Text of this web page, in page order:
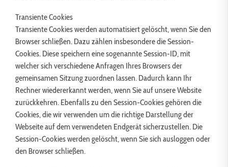
Transiente Cookies
Transiente Cookies werden automatisiert gelöscht, wenn Sie den
Browser schließen. Dazu zählen insbesondere die Session-
Cookies. Diese speichern eine sogenannte Session-ID, mit
welcher sich verschiedene Anfragen Ihres Browsers der
gemeinsamen Sitzung zuordnen lassen. Dadurch kann Ihr
Rechner wiedererkannt werden, wenn Sie auf unsere Website
zurückkehren. Ebenfalls zu den Session-Cookies gehören die
Cookies, die wir verwenden um die richtige Darstellung der
Webseite auf dem verwendeten Endgerät sicherzustellen. Die
Session-Cookies werden gelöscht, wenn Sie sich ausloggen oder
den Browser schließen.